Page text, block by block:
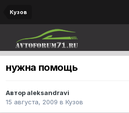
Кузов
нужна помощь
Авторaleksandravi
15 августа, 2009 в Кузов